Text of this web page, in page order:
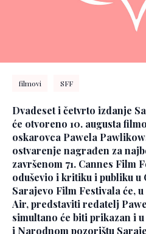
filmovi SFF
Dvadeset i četvrto izdanje
će otvoreno 10. augusta
oskarovca Pawela
ostvarenje nagrađen za
završenom 71. Cannes Film
oduševio i kritiku i publiku u
Sarajevo Film Festivala će,
Air, predstaviti redatelj
simultano će biti prikazan i
i Narodnom pozorištu